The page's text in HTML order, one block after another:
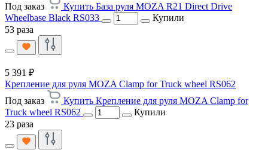
Под заказ
Купить База руля MOZA R21 Direct Drive
Wheelbase Black RS033
Купили
53 раза
5 391 ₽
Крепление для руля MOZA Clamp for Truck wheel RS062
Под заказ
Купить Крепление для руля MOZA Clamp for
Truck wheel RS062
Купили
23 раза